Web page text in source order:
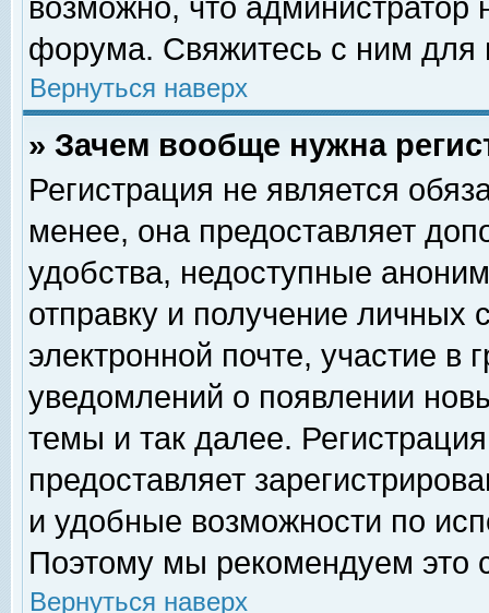
возможно, что
форума. Свяжитесь с ним для
Вернуться наверх
» Зачем вообще нужна
Регистрация не является
менее, она предоставляет
удобства, недоступные
отправку и получение личных
электронной почте, участие в
уведомлений о появлении
темы и так далее.
предоставляет
и удобные возможности по
Поэтому мы рекомендуем это
Вернуться наверх